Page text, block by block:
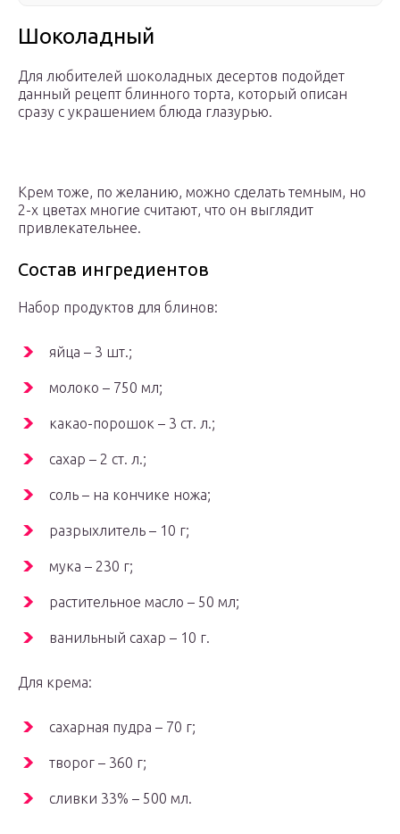
Шоколадный
Для любителей шоколадных десертов подойдет
данный рецепт блинного торта, который описан
сразу с украшением блюда глазурью.
Крем тоже, по желанию, можно сделать темным, но
2-х цветах многие считают, что он выглядит
привлекательнее.
Состав ингредиентов
Набор продуктов для блинов:
яйца – 3 шт.;
молоко – 750 мл;
какао-порошок – 3 ст. л.;
сахар – 2 ст. л.;
соль – на кончике ножа;
разрыхлитель – 10 г;
мука – 230 г;
растительное масло – 50 мл;
ванильный сахар – 10 г.
Для крема:
сахарная пудра – 70 г;
творог – 360 г;
сливки 33% – 500 мл.